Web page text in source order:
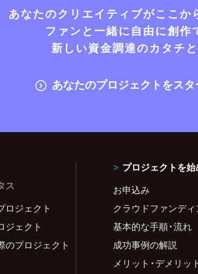
あなたのクリエイティブがここか
ファンと一緒に自由に創作
新しい資金調達のカタチ
あなたのプロジェクトをス
ス
ロジェクト
ジェクト
のプロジェクト
プロジェクトを始
お申込み
クラウドファンデ
基本的な手順・流れ
成功事例の解説
メリット・デメリッ